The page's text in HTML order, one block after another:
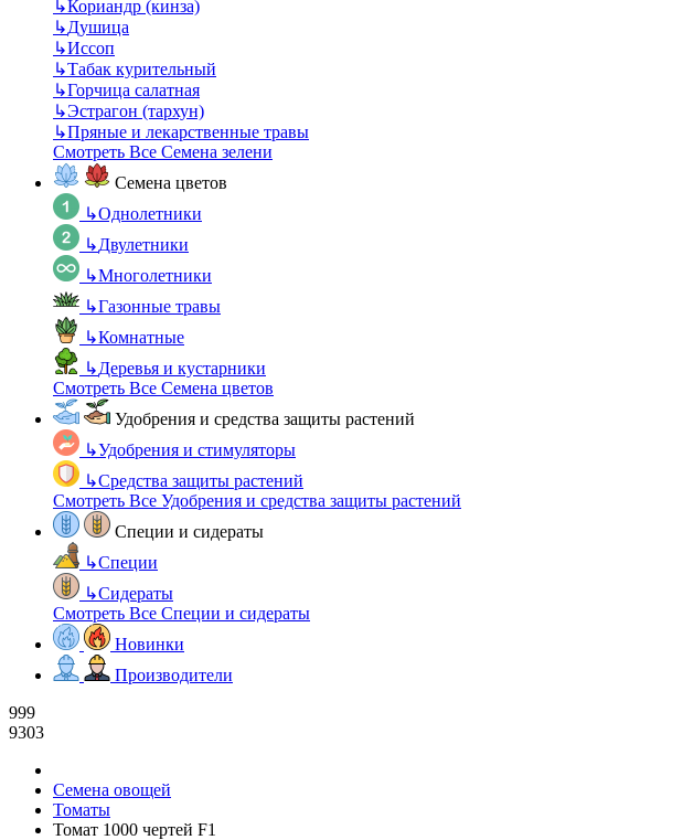
↳Кориандр (кинза)
↳Душица
↳Иссоп
↳Табак курительный
↳Горчица салатная
↳Эстрагон (тархун)
↳Пряные и лекарственные травы
Смотреть Все Семена зелени
Семена цветов
↳Однолетники
↳Двулетники
↳Многолетники
↳Газонные травы
↳Комнатные
↳Деревья и кустарники
Смотреть Все Семена цветов
Удобрения и средства защиты растений
↳Удобрения и стимуляторы
↳Средства защиты растений
Смотреть Все Удобрения и средства защиты растений
Специи и сидераты
↳Специи
↳Сидераты
Смотреть Все Специи и сидераты
Новинки
Производители
999
9303
Семена овощей
Томаты
Томат 1000 чертей F1